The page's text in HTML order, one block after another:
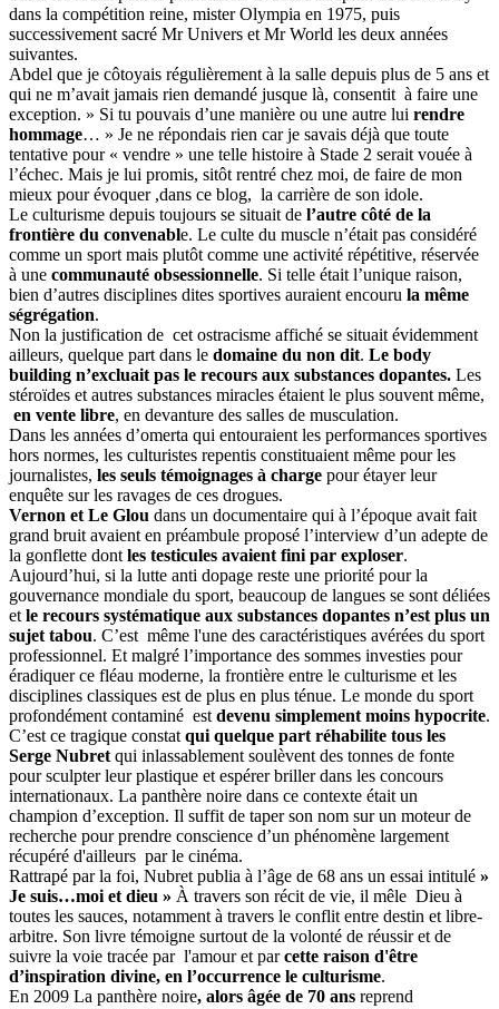
dans la compétition reine, mister Olympia en 1975, puis
successivement sacré Mr Univers et Mr World les deux années
suivantes.
Abdel que je côtoyais régulièrement à la salle depuis plus de 5 ans et
qui ne m’avait jamais rien demandé jusque là, consentit à faire une
exception. » Si tu pouvais d’une manière ou une autre lui rendre
hommage… » Je ne répondais rien car je savais déjà que toute
tentative pour « vendre » une telle histoire à Stade 2 serait vouée à
l’échec. Mais je lui promis, sitôt rentré chez moi, de faire de mon
mieux pour évoquer ,dans ce blog, la carrière de son idole.
Le culturisme depuis toujours se situait de l’autre côté de la
frontière du convenable. Le culte du muscle n’était pas considéré
comme un sport mais plutôt comme une activité répétitive, réservée
à une communauté obsessionnelle. Si telle était l’unique raison,
bien d’autres disciplines dites sportives auraient encouru la même
ségrégation.
Non la justification de cet ostracisme affiché se situait évidemment
ailleurs, quelque part dans le domaine du non dit. Le body
building n’excluait pas le recours aux substances dopantes. Les
stéroïdes et autres substances miracles étaient le plus souvent même,
en vente libre, en devanture des salles de musculation.
Dans les années d’omerta qui entouraient les performances sportives
hors normes, les culturistes repentis constituaient même pour les
journalistes, les seuls témoignages à charge pour étayer leur
enquête sur les ravages de ces drogues.
Vernon et Le Glou dans un documentaire qui à l’époque avait fait
grand bruit avaient en préambule proposé l’interview d’un adepte de
la gonflette dont les testicules avaient fini par exploser.
Aujourd’hui, si la lutte anti dopage reste une priorité pour la
gouvernance mondiale du sport, beaucoup de langues se sont déliées
et le recours systématique aux substances dopantes n’est plus un
sujet tabou. C’est même l'une des caractéristiques avérées du sport
professionnel. Et malgré l’importance des sommes investies pour
éradiquer ce fléau moderne, la frontière entre le culturisme et les
disciplines classiques est de plus en plus ténue. Le monde du sport
profondément contaminé est devenu simplement moins hypocrite.
C’est ce tragique constat qui quelque part réhabilite tous les
Serge Nubret qui inlassablement soulèvent des tonnes de fonte
pour sculpter leur plastique et espérer briller dans les concours
internationaux. La panthère noire dans ce contexte était un
champion d’exception. Il suffit de taper son nom sur un moteur de
recherche pour prendre conscience d’un phénomène largement
récupéré d'ailleurs par le cinéma.
Rattrapé par la foi, Nubret publia à l’âge de 68 ans un essai intitulé »
Je suis…moi et dieu » À travers son récit de vie, il mêle Dieu à
toutes les sauces, notamment à travers le conflit entre destin et libre-
arbitre. Son livre témoigne surtout de la volonté de réussir et de
suivre la voie tracée par l'amour et parcette raison d'être
d’inspiration divine, en l’occurrence le culturisme.
En 2009 La panthère noire, alors âgée de 70 ans reprend